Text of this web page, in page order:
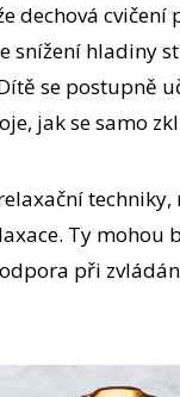
dechová
snížení hladiny
se postupně
jak se samo
Ty mohou
při